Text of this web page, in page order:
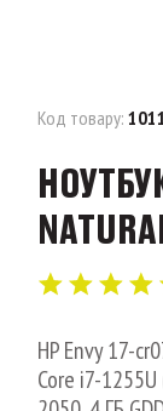
Код товару:
HP Envy 17-
Core i7-1255U